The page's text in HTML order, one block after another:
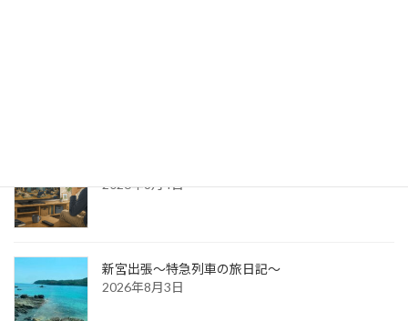
2026年8月4日
新宮出張～特急列車の旅日記～
2026年8月3日